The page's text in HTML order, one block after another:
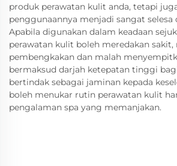
produk perawatan kulit anda, tetapi
penggunaannya menjadi sangat selesa
Apabila digunakan dalam keadaan
perawatan kulit boleh meredakan
pembengkakan dan malah
bermaksud darjah ketepatan tinggi
bertindak sebagai jaminan kepada
boleh menukar rutin perawatan kulit
pengalaman spa yang memanjakan.